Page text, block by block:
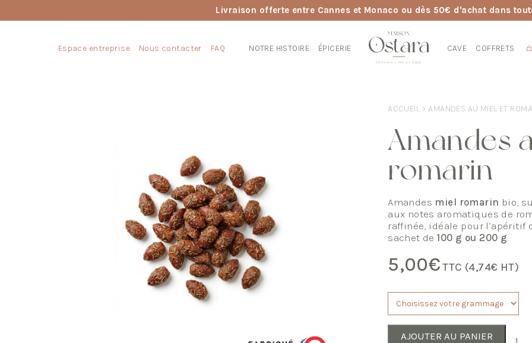
Livraison offerte entre Cannes et Monaco ou dès 50€ d'achat dans
Espace entreprise Nous contacter FAQ NOTRE HISTOIRE ÉPICERIE CAVE COFFRETS
ACCUEIL > AMANDES AU MIEL ET
Amandes
romarin
Amandes miel romarin bio,
aux notes aromatiques de
raffinée, idéale pour
sachet de100 g ou 200 g.
5,00€TTC (4,74€ HT)
AJOUTER AU PANIER